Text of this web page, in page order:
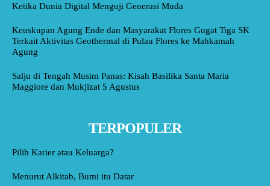
Ketika Dunia Digital Menguji Generasi Muda
Keuskupan Agung Ende dan Masyarakat Flores Gugat Tiga SK
Terkait Aktivitas Geothermal di Pulau Flores ke Mahkamah
Agung
Salju di Tengah Musim Panas: Kisah Basilika Santa Maria
Maggiore dan Mukjizat 5 Agustus
TERPOPULER
Pilih Karier atau Keluarga?
Menurut Alkitab, Bumi itu Datar